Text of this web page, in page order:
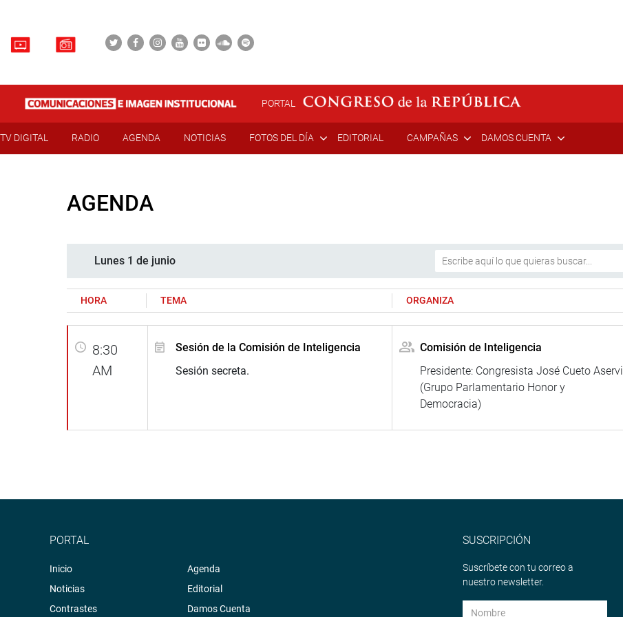
PORTAL
TV DIGITAL RADIO AGENDA NOTICIAS FOTOS DEL DÍA EDITORIAL CAMPAÑAS DAMOS CUENTA
AGENDA
Lunes 1 de junio
HORA TEMA ORGANIZA
8:30
AM
Sesión de la Comisión de Inteligencia
Sesión secreta.
Comisión de Inteligencia
Presidente: Congresista José Cueto Aservi
(Grupo Parlamentario Honor y
Democracia)
PORTAL
Inicio
Noticias
Contrastes
Agenda
Editorial
Damos Cuenta
SUSCRIPCIÓN
Suscríbete con tu correo a
nuestro newsletter.